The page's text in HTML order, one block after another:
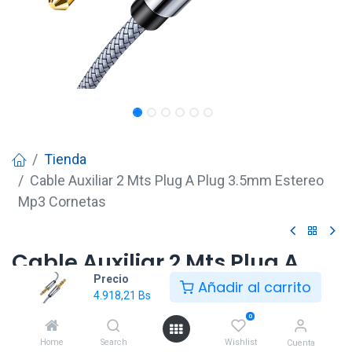
Precio
4.918,21 Bs Añadir al carrito
Home Search
0
Wishlist Cuenta
Tienda
Cable Auxiliar 2 Mts Plug A Plug 3.5mm Estereo
Mp3 Cornetas
Cable Auxiliar 2 Mts Plug A
Plug 3.5mm Estereo Mp3
Cornetas